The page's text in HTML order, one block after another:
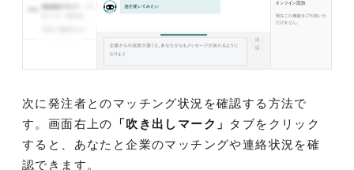
次に発注者とのマッチング状況を確認する方法で
す。画面右上の
「吹き出しマーク」 タブをクリック
すると、あなたと企業のマッチングや連絡状況を確
認できます。